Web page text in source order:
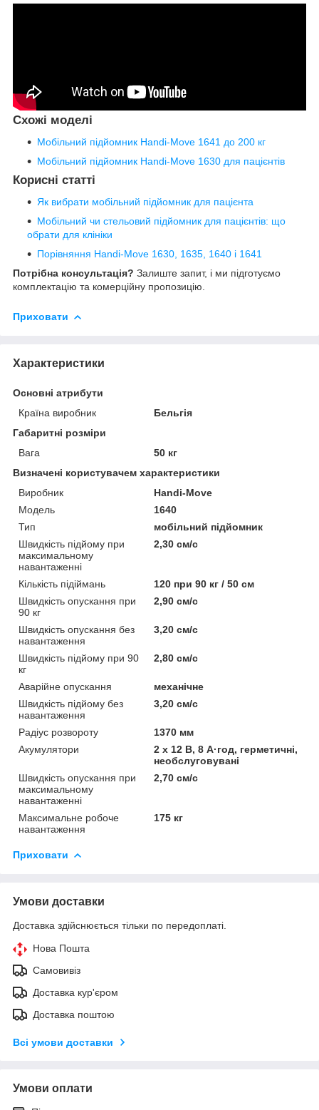
Схожі моделі
Мобільний підйомник Handi-Move 1641 до 200 кг
Мобільний підйомник Handi-Move 1630 для пацієнтів
Корисні статті
Як вибрати мобільний підйомник для пацієнта
Мобільний чи стельовий підйомник для пацієнтів: що
обрати для клініки
Порівняння Handi-Move 1630, 1635, 1640 і 1641
Потрібна консультація? Залиште запит, і ми підготуємо
комплектацію та комерційну пропозицію.
Приховати
Характеристики
Основні атрибути
Країна виробник
Бельгія
Габаритні розміри
Вага
50 кг
Визначені користувачем характеристики
Виробник
Handi-Move
Мoдель
1640
Тип
мобільний підйомник
Швидкість підйому при
максимальному
навантаженні
2,30 см/с
Кількість підіймань
120 при 90 кг / 50 см
Швидкість опускання при
90 кг
2,90 см/с
Швидкість опускання без
навантаження
3,20 см/с
Швидкість підйому при 90
кг
2,80 см/с
Аварійне опускання
механічне
Швидкість підйому без
навантаження
3,20 см/с
Радіус розвороту
1370 мм
Акумулятори
2 x 12 В, 8 А·год, герметичні,
необслуговувані
Швидкість опускання при
максимальному
навантаженні
2,70 см/с
Максимальне робоче
навантаження
175 кг
Приховати
Умови доставки
Доставка здійснюється тільки по передоплаті.
Нова Пошта
Самовивіз
Доставка кур'єром
Доставка поштою
Всі умови доставки
Умови оплати